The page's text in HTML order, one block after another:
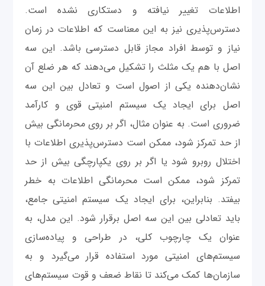
اطلاعات تغییر نیافته و دستکاری نشده است.
دسترس‌پذیری نیز به این معناست که اطلاعات در زمان
نیاز و توسط افراد مجاز قابل دسترسی باشد. این سه
اصل با هم یک مثلث را تشکیل می‌دهند که هر ضلع آن
نشان‌دهنده یکی از اصول است و تعادل بین این سه
اصل برای ایجاد یک سیستم امنیتی قوی و کارآمد
ضروری است. به عنوان مثال، اگر بر روی محرمانگی بیش
از حد تمرکز شود، ممکن است دسترس‌پذیری اطلاعات با
اختلال روبرو شود یا اگر بر روی یکپارچگی بیش از حد
تمرکز شود، ممکن است محرمانگی اطلاعات به خطر
بیفتد. بنابراین، برای ایجاد یک سیستم امنیتی جامع،
باید تعادلی بین این سه اصل برقرار شود. این مدل، به
عنوان یک چارچوب کلی، در طراحی و پیاده‌سازی
سیستم‌های امنیتی مورد استفاده قرار می‌گیرد و به
سازمان‌ها کمک می‌کند تا نقاط ضعف و قوت سیستم‌های